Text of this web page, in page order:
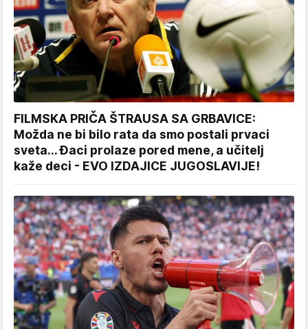
FILMSKA PRIČA ŠTRAUSA SA GRBAVICE:
Možda ne bi bilo rata da smo postali prvaci
sveta... Đaci prolaze pored mene, a učitelj
kaže deci - EVO IZDAJICE JUGOSLAVIJE!